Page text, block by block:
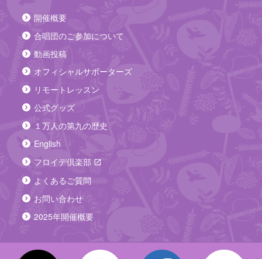
開催概要
合唱団のご参加について
動画投稿
オフィシャルサポーターズ
リモートレッスン
公式グッズ
１万人の第九の歴史
English
フロイデ倶楽部
よくあるご質問
お問い合わせ
2025年開催概要